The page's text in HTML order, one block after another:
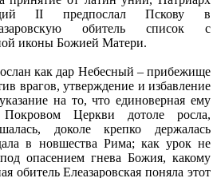
II предпослал Пскову в
обитель список с
иконы Божией Матери.
как дар Небесный – прибежище
врагов, утверждение и избавление
на то, что единоверная ему
Церкви дотоле росла,
доколе крепко держалась
в новшества Рима; как урок не
опасением гнева Божия, какому
обитель Елеазаровская поняла этот